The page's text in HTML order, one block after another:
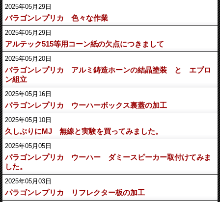
2025年05月29日
パラゴンレプリカ 色々な作業
2025年05月29日
アルテック515等用コーン紙の欠点につきまして
2025年05月20日
パラゴンレプリカ アルミ鋳造ホーンの結晶塗装 と エプロ
ン組立
2025年05月16日
パラゴンレプリカ ウーハーボックス裏蓋の加工
2025年05月10日
久しぶりにMJ 無線と実験を買ってみました。
2025年05月05日
パラゴンレプリカ ウーハー ダミースピーカー取付けてみま
した。
2025年05月03日
パラゴンレプリカ リフレクター板の加工